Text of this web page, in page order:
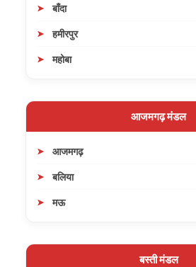
बाँदा
हमीरपुर
महोबा
आजमगढ़ मंडल
आजमगढ़
बलिया
मऊ
बस्ती मंडल